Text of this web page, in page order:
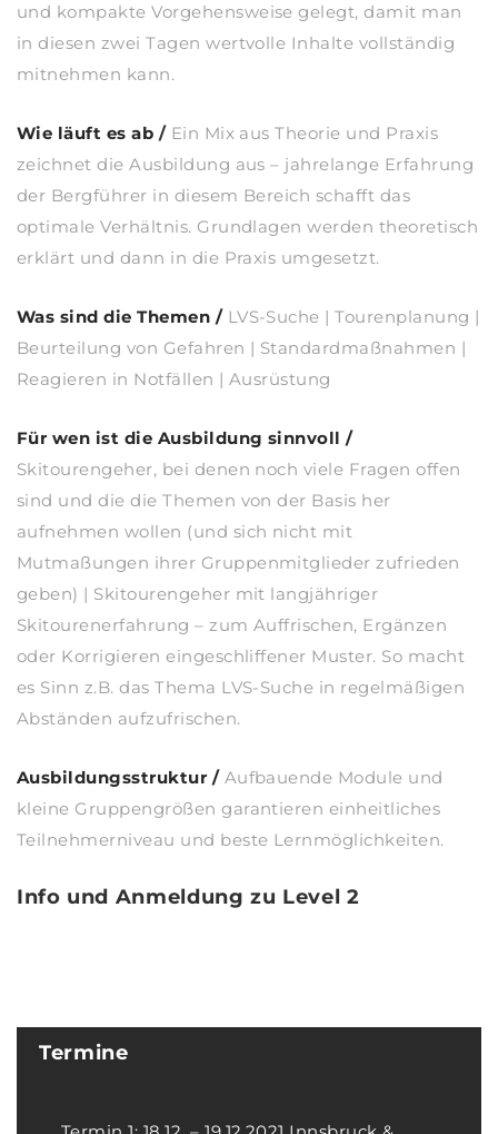
und kompakte Vorgehensweise gelegt, damit man
in diesen zwei Tagen wertvolle Inhalte vollständig
mitnehmen kann.
Wie läuft es ab / Ein Mix aus Theorie und Praxis
zeichnet die Ausbildung aus – jahrelange Erfahrung
der Bergführer in diesem Bereich schafft das
optimale Verhältnis. Grundlagen werden theoretisch
erklärt und dann in die Praxis umgesetzt.
Was sind die Themen / LVS-Suche | Tourenplanung |
Beurteilung von Gefahren | Standardmaßnahmen |
Reagieren in Notfällen | Ausrüstung
Für wen ist die Ausbildung sinnvoll /
Skitourengeher, bei denen noch viele Fragen offen
sind und die die Themen von der Basis her
aufnehmen wollen (und sich nicht mit
Mutmaßungen ihrer Gruppenmitglieder zufrieden
geben) | Skitourengeher mit langjähriger
Skitourenerfahrung – zum Auffrischen, Ergänzen
oder Korrigieren eingeschliffener Muster. So macht
es Sinn z.B. das Thema LVS-Suche in regelmäßigen
Abständen aufzufrischen.
Ausbildungsstruktur / Aufbauende Module und
kleine Gruppengrößen garantieren einheitliches
Teilnehmerniveau und beste Lernmöglichkeiten.
Info und Anmeldung zu Level 2
Termine